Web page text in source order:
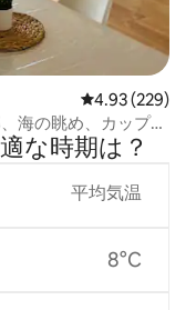
レビュー229
4.93 (229)
海の眺め、カップダ
な時⁠期⁠は⁠？
平均気温
8°C